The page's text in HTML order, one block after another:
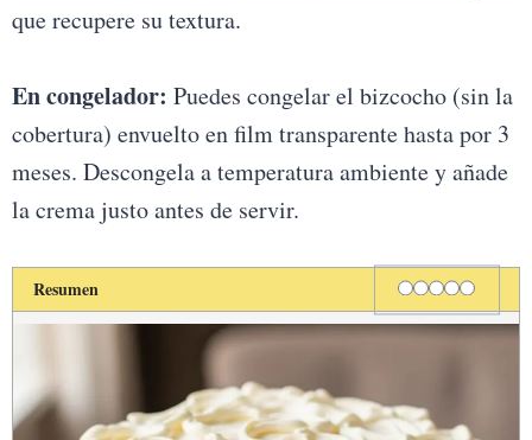
que recupere su textura.
En congelador: Puedes congelar el bizcocho (sin la
cobertura) envuelto en film transparente hasta por 3
meses. Descongela a temperatura ambiente y añade
la crema justo antes de servir.
Resumen Rating
1 star
2 stars
3 stars4 stars5 stars